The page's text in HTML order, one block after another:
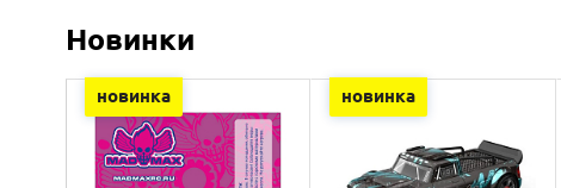
Новинки
новинка новинка